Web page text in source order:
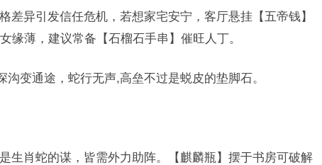
差异引发信任危机，若想家宅安宁，客厅悬挂【五帝钱】
缘薄，建议常备【石榴石手串】催旺人丁。
沟变通途，蛇行无声,高垒不过是蜕皮的垫脚石。
生肖蛇的谋，皆需外力助阵。【麒麟瓶】摆于书房可破解